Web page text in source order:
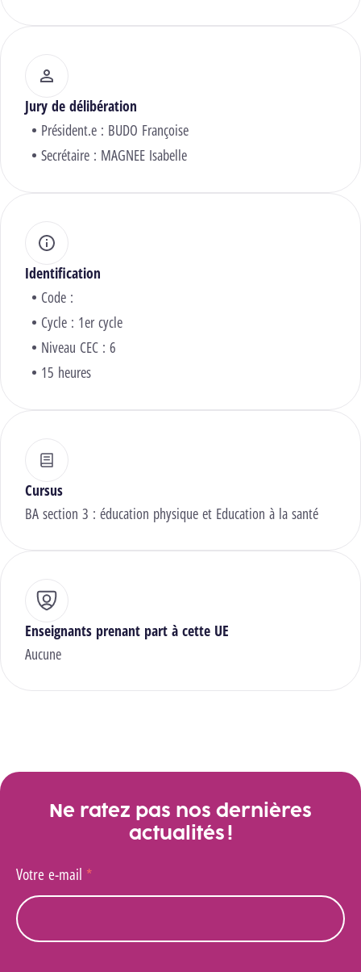
Jury de délibération
Président.e : BUDO Françoise
Secrétaire : MAGNEE Isabelle
Identification
Code :
Cycle : 1er cycle
Niveau CEC : 6
15 heures
Cursus
BA section 3 : éducation physique et Education à la santé
Enseignants prenant part à cette UE
Aucune
Ne ratez pas nos dernières
actualités !
Votre e-mail *